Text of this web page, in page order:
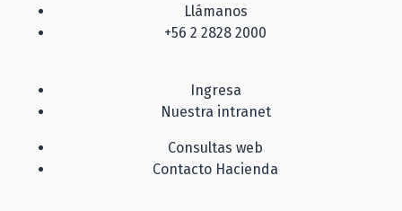
Llámanos
+56 2 2828 2000
Ingresa
Nuestra intranet
Consultas web
Contacto Hacienda